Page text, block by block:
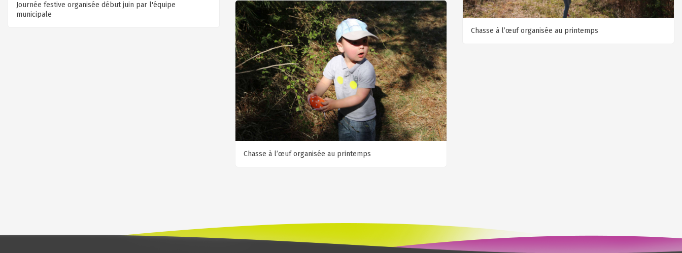
Journée festive organisée début juin par l'équipe
municipale
Chasse à l’œuf organisée au printemps
Chasse à l’œuf organisée au printemps